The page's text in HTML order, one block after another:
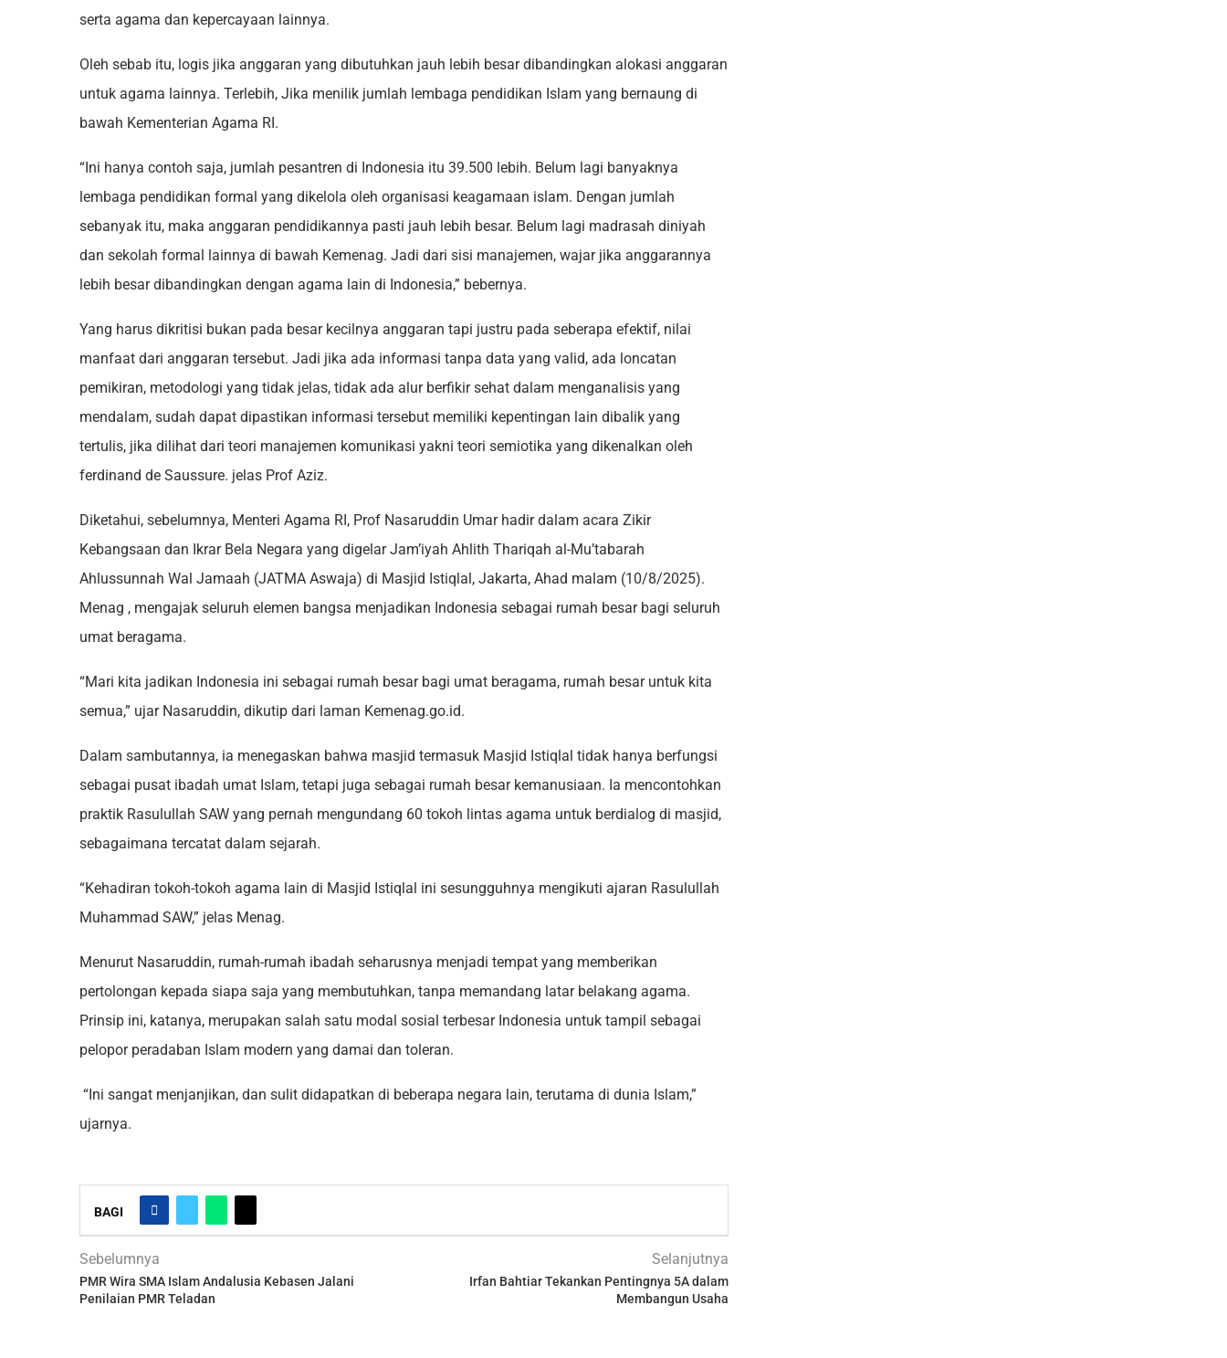
serta agama dan kepercayaan lainnya.
Oleh sebab itu, logis jika anggaran yang dibutuhkan jauh lebih besar dibandingkan alokasi anggaran
untuk agama lainnya. Terlebih, Jika menilik jumlah lembaga pendidikan Islam yang bernaung di
bawah Kementerian Agama RI.
“Ini hanya contoh saja, jumlah pesantren di Indonesia itu 39.500 lebih. Belum lagi banyaknya
lembaga pendidikan formal yang dikelola oleh organisasi keagamaan islam. Dengan jumlah
sebanyak itu, maka anggaran pendidikannya pasti jauh lebih besar. Belum lagi madrasah diniyah
dan sekolah formal lainnya di bawah Kemenag. Jadi dari sisi manajemen, wajar jika anggarannya
lebih besar dibandingkan dengan agama lain di Indonesia,” bebernya.
Yang harus dikritisi bukan pada besar kecilnya anggaran tapi justru pada seberapa efektif, nilai
manfaat dari anggaran tersebut. Jadi jika ada informasi tanpa data yang valid, ada loncatan
pemikiran, metodologi yang tidak jelas, tidak ada alur berfikir sehat dalam menganalisis yang
mendalam, sudah dapat dipastikan informasi tersebut memiliki kepentingan lain dibalik yang
tertulis, jika dilihat dari teori manajemen komunikasi yakni teori semiotika yang dikenalkan oleh
ferdinand de Saussure. jelas Prof Aziz.
Diketahui, sebelumnya, Menteri Agama RI, Prof Nasaruddin Umar hadir dalam acara Zikir
Kebangsaan dan Ikrar Bela Negara yang digelar Jam’iyah Ahlith Thariqah al-Mu’tabarah
Ahlussunnah Wal Jamaah (JATMA Aswaja) di Masjid Istiqlal, Jakarta, Ahad malam (10/8/2025).
Menag , mengajak seluruh elemen bangsa menjadikan Indonesia sebagai rumah besar bagi seluruh
umat beragama.
“Mari kita jadikan Indonesia ini sebagai rumah besar bagi umat beragama, rumah besar untuk kita
semua,” ujar Nasaruddin, dikutip dari laman Kemenag.go.id.
Dalam sambutannya, ia menegaskan bahwa masjid termasuk Masjid Istiqlal tidak hanya berfungsi
sebagai pusat ibadah umat Islam, tetapi juga sebagai rumah besar kemanusiaan. Ia mencontohkan
praktik Rasulullah SAW yang pernah mengundang 60 tokoh lintas agama untuk berdialog di masjid,
sebagaimana tercatat dalam sejarah.
“Kehadiran tokoh-tokoh agama lain di Masjid Istiqlal ini sesungguhnya mengikuti ajaran Rasulullah
Muhammad SAW,” jelas Menag.
Menurut Nasaruddin, rumah-rumah ibadah seharusnya menjadi tempat yang memberikan
pertolongan kepada siapa saja yang membutuhkan, tanpa memandang latar belakang agama.
Prinsip ini, katanya, merupakan salah satu modal sosial terbesar Indonesia untuk tampil sebagai
pelopor peradaban Islam modern yang damai dan toleran.
“Ini sangat menjanjikan, dan sulit didapatkan di beberapa negara lain, terutama di dunia Islam,”
ujarnya.
BAGI
Sebelumnya
PMR Wira SMA Islam Andalusia Kebasen Jalani
Penilaian PMR Teladan
Selanjutnya
Irfan Bahtiar Tekankan Pentingnya 5A dalam
Membangun Usaha